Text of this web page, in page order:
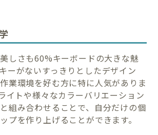
しさも60%キーボードの大きな魅
ーがないすっきりとしたデザイン
業環境を好む方に特に人気がありま
イトや様々なカラーバリエーション
組み合わせることで、自分だけの個
プを作り上げることができます。